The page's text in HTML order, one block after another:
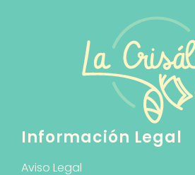
Información Legal
Aviso Legal